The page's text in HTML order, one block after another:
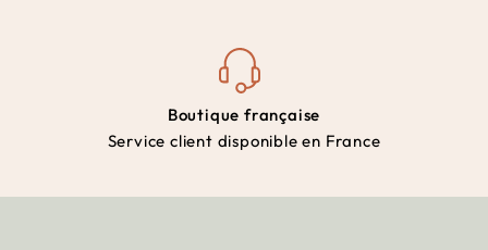
Boutique française
Service client disponible en France